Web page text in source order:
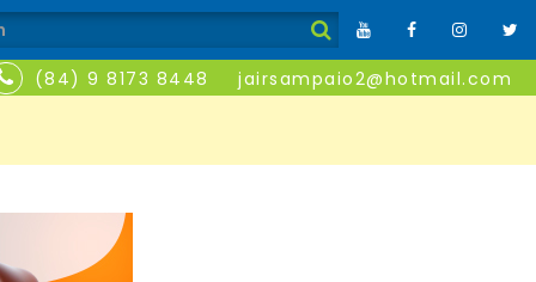
(84) 9 8173 8448 jairsampaio2@hotmail.com